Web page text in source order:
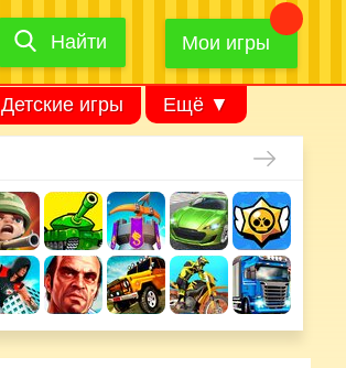
Найти
Найти Мои игры
Детские игры Ещё ▼